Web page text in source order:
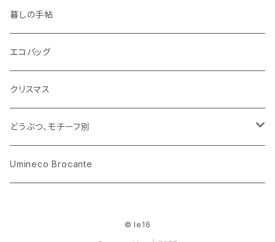
ミニチュア、ドールハウス
古レコード
古せっけん
ラッピングペーパー、壁紙
紙
布地
ガラス
花びん
小物入れ
陶磁器
カップアンドソーサー
プレート
木製品
ホーロー
メタル
暮しの手帖
エコバッグ
クリスマス
どうぶつ、モチーフ別
くま、ベア
Umineco Brocante
© le16